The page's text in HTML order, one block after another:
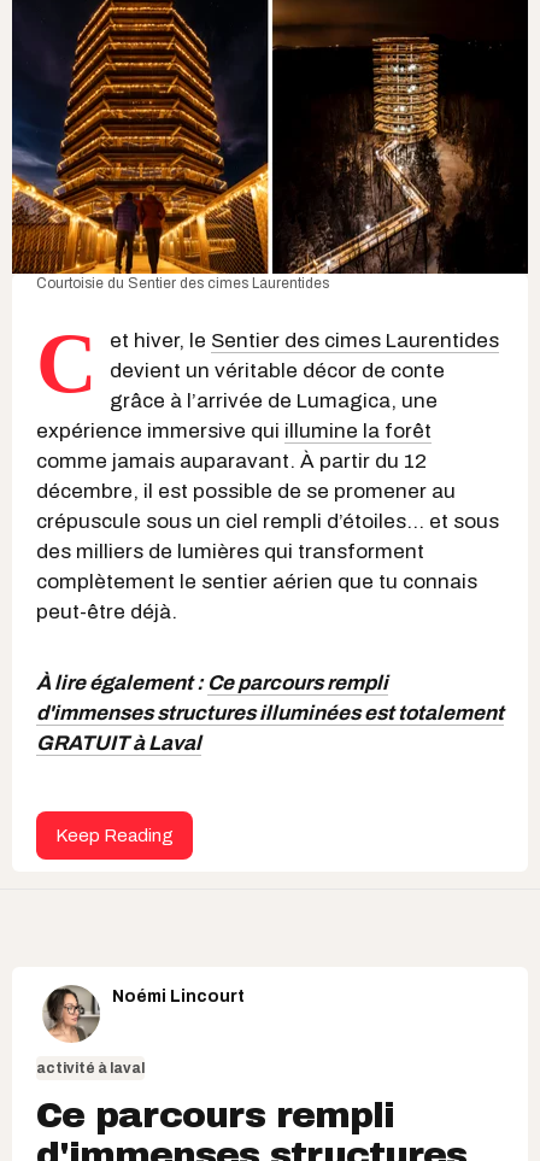
Courtoisie du Sentier des cimes Laurentides
C et hiver, le Sentier des cimes Laurentides
devient un véritable décor de conte
grâce à l’arrivée de Lumagica, une
expérience immersive qui illumine la forêt
comme jamais auparavant. À partir du 12
décembre, il est possible de se promener au
crépuscule sous un ciel rempli d’étoiles… et sous
des milliers de lumières qui transforment
complètement le sentier aérien que tu connais
peut-être déjà.
À lire également : Ce parcours rempli
d'immenses structures illuminées est totalement
GRATUIT à Laval
Keep Reading
Noémi Lincourt
activité à laval
Ce parcours rempli